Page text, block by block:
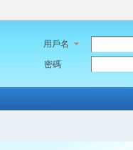
用戶名
密碼